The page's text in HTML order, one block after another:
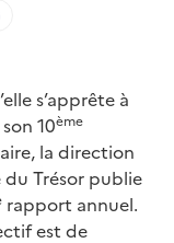
s’apprête à
10ème
la direction
du Trésor publie
rapport annuel.
est de